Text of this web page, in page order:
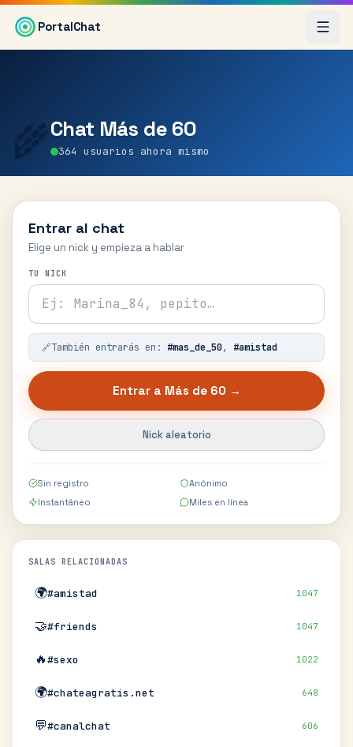
Saltar al contenido principal
PortalChat
🌾Chat Más de 60
364 usuarios ahora mismo
Entrar al chat
Elige un nick y empieza a hablar
TU NICK
🔗También entrarás en: #mas_de_50, #amistad
Entrar a Más de 60 →
Nick aleatorio
Sin registro
Anónimo
Instantáneo
Miles en línea
SALAS RELACIONADAS
🌍#amistad 1047
🤝#friends 1047
🔥#sexo 1022
🌍#chateagratis.net 648
💬#canalchat 606